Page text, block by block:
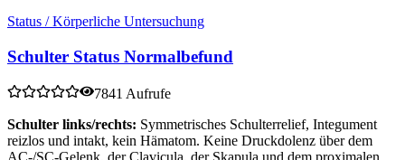
Status / Körperliche Untersuchung
Schulter Status Normalbefund
7841 Aufrufe
Schulter links/rechts: Symmetrisches Schulterrelief, Integument
reizlos und intakt, kein Hämatom. Keine Druckdolenz über dem
AC-/SC-Gelenk, der Clavicula, der Skapula und dem proximalen